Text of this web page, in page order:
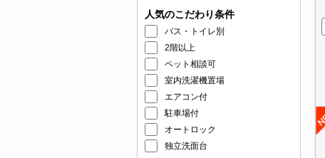
人気のこだわり条件
バス・トイレ別
2階以上
ペット相談可
室内洗濯機置場
エアコン付
駐車場付
オートロック
独立洗面台